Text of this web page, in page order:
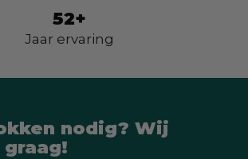
52+
Jaar ervaring
nodig? Wij